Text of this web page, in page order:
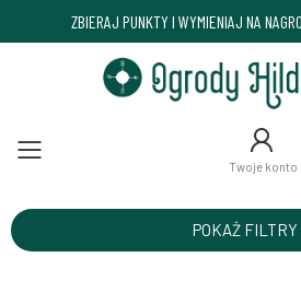
ZBIERAJ PUNKTY I WYMIENIAJ NA
Menu Twoje konto
POKAŻ FILTRY